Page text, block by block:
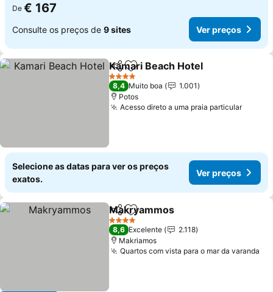
De € 167
Consulte os preços de 9 sites Ver preços
PartilharAdicionar aos favoritos
Kamari Beach Hotel
4 Estrelas
8,4 Muito boa
1.001
Potos
Acesso direto a uma praia particular
Selecione as datas para ver os preços
exatos.
Ver preços
PartilharAdicionar aos favoritos
Makryammos
4 Estrelas
8,6 Excelente
2.118
Makriamos
Quartos com vista para o mar da varanda